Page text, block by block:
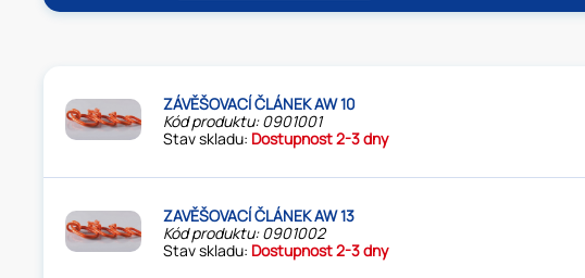
ZÁVĚŠOVACÍ ČLÁNEK AW 10
Kód produktu: 0901001
Stav skladu: Dostupnost 2-3 dny
ZAVĚŠOVACÍ ČLÁNEK AW 13
Kód produktu: 0901002
Stav skladu: Dostupnost 2-3 dny